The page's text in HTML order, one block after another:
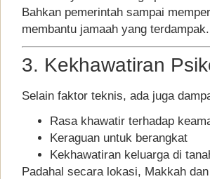
Bahkan pemerintah sampai
membantu jamaah yang terdampak.
3. Kekhawatiran
Selain faktor teknis, ada juga
Rasa khawatir terhadap
Keraguan untuk berangkat
Kekhawatiran keluarga di
Padahal secara lokasi, Makkah